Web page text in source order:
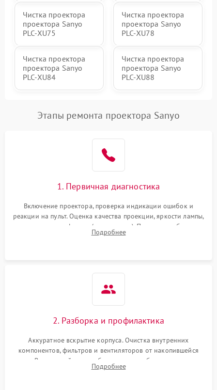
Чистка проектора
проектора Sanyo
PLC-XU75
Чистка проектора
проектора Sanyo
PLC-XU78
Чистка проектора
проектора Sanyo
PLC-XU84
Чистка проектора
проектора Sanyo
PLC-XU88
Этапы ремонта проектора Sanyo
1. Первичная диагностика
Включение проектора, проверка индикации ошибок и
реакции на пульт. Оценка качества проекции, яркости лампы,
наличия артефактов (точки, пятна). Проверка работы
системы охлаждения по уровню шума вентиляторов.
Подробнее
2. Разборка и профилактика
Аккуратное вскрытие корпуса. Очистка внутренних
компонентов, фильтров и вентиляторов от накопившейся
пыли. Визуальный осмотр блока питания, балласта лампы и
материнской платы на наличие прогаров или вздутых
Подробнее